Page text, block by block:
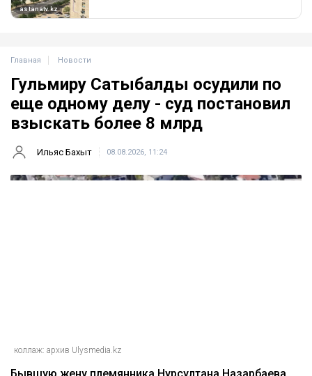
Главная Новости
Гульмиру Сатыбалды осудили по
еще одному делу - суд постановил
взыскать более 8 млрд
Ильяс Бахыт 08.08.2026, 11:24
коллаж: архив Ulysmedia.kz